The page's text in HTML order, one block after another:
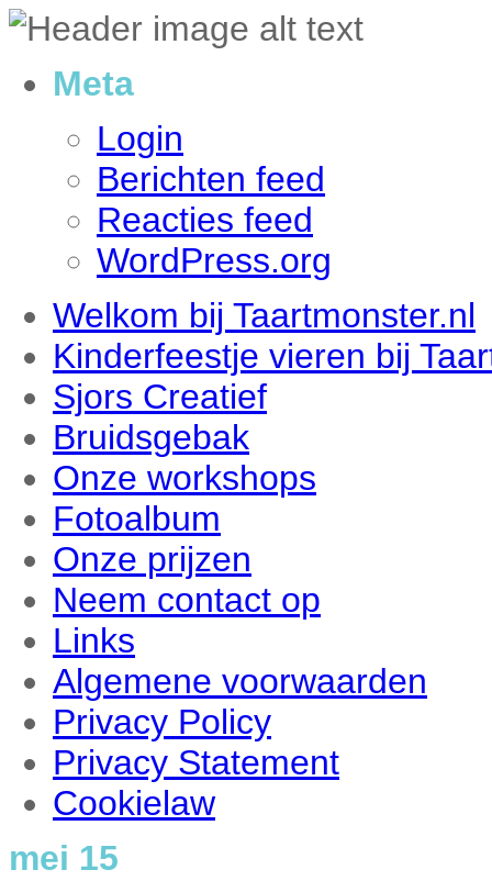
Meta
Login
Berichten feed
Reacties feed
WordPress.org
Welkom bij Taartmonster.nl
Kinderfeestje vieren bij
Sjors Creatief
Bruidsgebak
Onze workshops
Fotoalbum
Onze prijzen
Neem contact op
Links
Algemene voorwaarden
Privacy Policy
Privacy Statement
Cookielaw
mei 15